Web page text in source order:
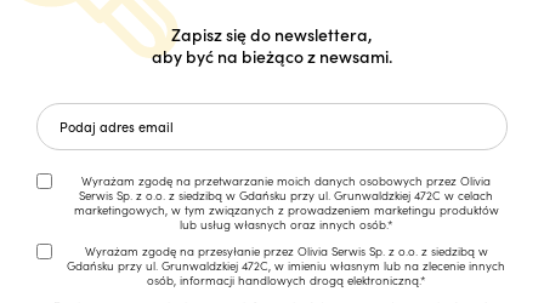
Zapisz się do newslettera,
aby być na bieżąco z newsami.
Wyrażam zgodę na przetwarzanie moich danych osobowych przez Olivia
Serwis Sp. z o.o. z siedzibą w Gdańsku przy ul. Grunwaldzkiej 472C w celach
marketingowych, w tym związanych z prowadzeniem marketingu produktów
lub usług własnych oraz innych osób.*
Wyrażam zgodę na przesyłanie przez Olivia Serwis Sp. z o.o. z siedzibą w
Gdańsku przy ul. Grunwaldzkiej 472C, w imieniu własnym lub na zlecenie innych
osób, informacji handlowych drogą elektroniczną.*